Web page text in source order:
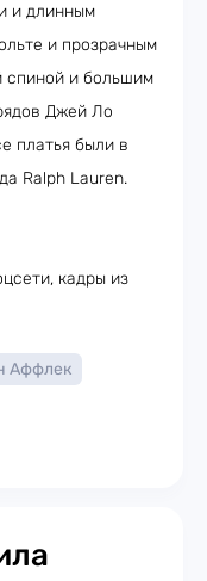
и длинным
и прозрачным
спиной и большим
Джей Ло
платья были в
Ralph Lauren.
кадры из
Аффлек